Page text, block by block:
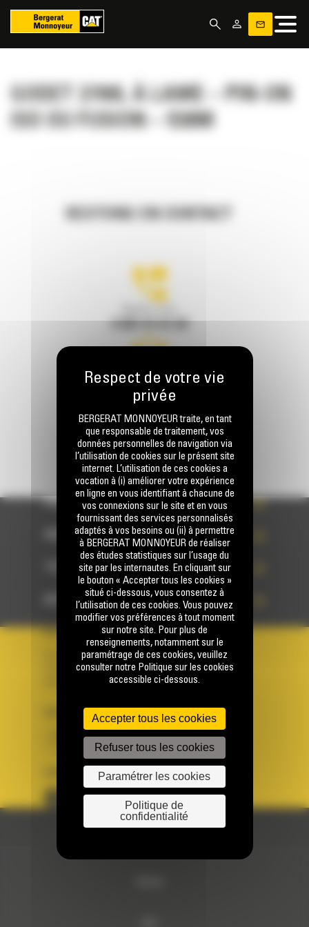
GODET 2700L À LAME – PIN-ON
ISO OU FUSION – 938M
RESTONS EN CONTACT
0 801 01 01 04
Écrivez-nous
ENVOYER LA DEMANDE
PRODUITS
SERVICES
TECHNOLOGIES
ACCÈS RAPIDES
VOTRE COMPTE
Se connecter
Créer un compte
Votre avez besoin d'assistance avec votre compte ?
BM FRANCE
LANGUE
fr
Panneau de gestion des cookies
BERGERAT MONNOYEUR traite, en tant
que responsable de traitement, vos
données personnelles de navigation via
l’utilisation de cookies sur le présent site
internet. L’utilisation de ces cookies a
vocation à (i) améliorer votre expérience
en ligne en vous identifiant à chacune de
vos connexions sur le site et en vous
fournissant des services personnalisés
adaptés à vos besoins ou (ii) à permettre
à BERGERAT MONNOYEUR de réaliser
des études statistiques sur l’usage du
site par les internautes. En cliquant sur
le bouton « Accepter tous les cookies »
situé ci-dessous, vous consentez à
l’utilisation de ces cookies. Vous pouvez
modifier vos préférences à tout moment
sur notre site. Pour plus de
renseignements, notamment sur le
paramétrage de ces cookies, veuillez
consulter notre Politique sur les cookies
accessible ci-dessous.
Accepter tous les cookies
Refuser tous les cookies
Paramétrer les cookies
Politique de
confidentialité